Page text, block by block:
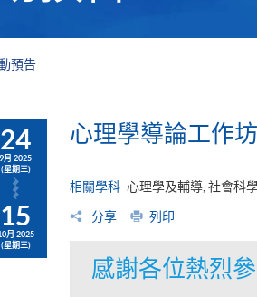
預告
24
9月 2025
(星期三)
15
月 2025
(星期三)
心理學導論工作
相關學科 心理學及輔導, 社會科
分享 列印
感謝各位熱烈參